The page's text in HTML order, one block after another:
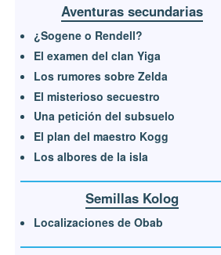
Aventuras secundarias
¿Sogene o Rendell?
El examen del clan Yiga
Los rumores sobre Zelda
El misterioso secuestro
Una petición del subsuelo
El plan del maestro Kogg
Los albores de la isla
Semillas Kolog
Localizaciones de Obab